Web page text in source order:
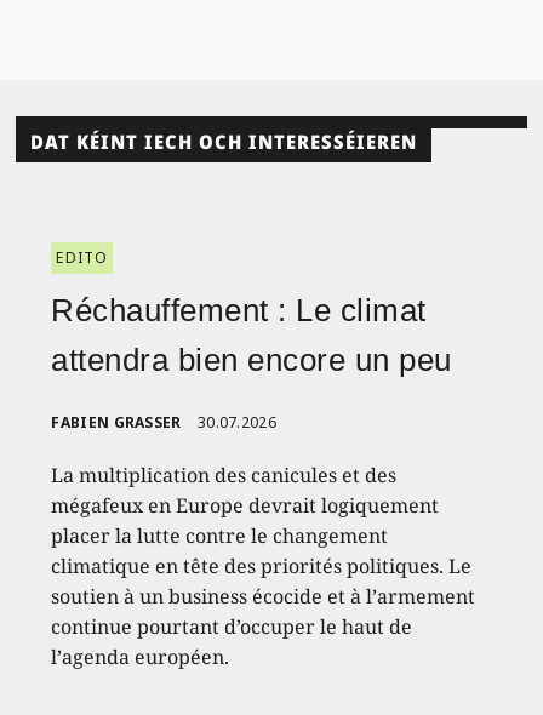
DAT KÉINT IECH OCH INTERESSÉIEREN
EDITO
Réchauffement : Le climat
attendra bien encore un peu
FABIEN GRASSER 30.07.2026
La multiplication des canicules et des
mégafeux en Europe devrait logiquement
placer la lutte contre le changement
climatique en tête des priorités politiques. Le
soutien à un business écocide et à l’armement
continue pourtant d’occuper le haut de
l’agenda européen.